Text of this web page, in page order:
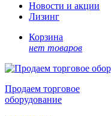
Новости и акции
Лизинг
Корзина
нет товаров
Продаем торговое
оборудование